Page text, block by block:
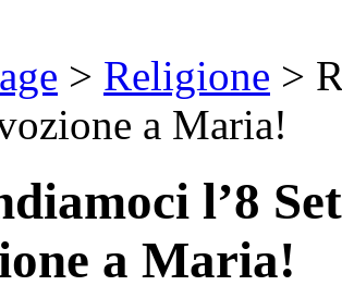
> Religione >
a Maria!
l’8
a Maria!